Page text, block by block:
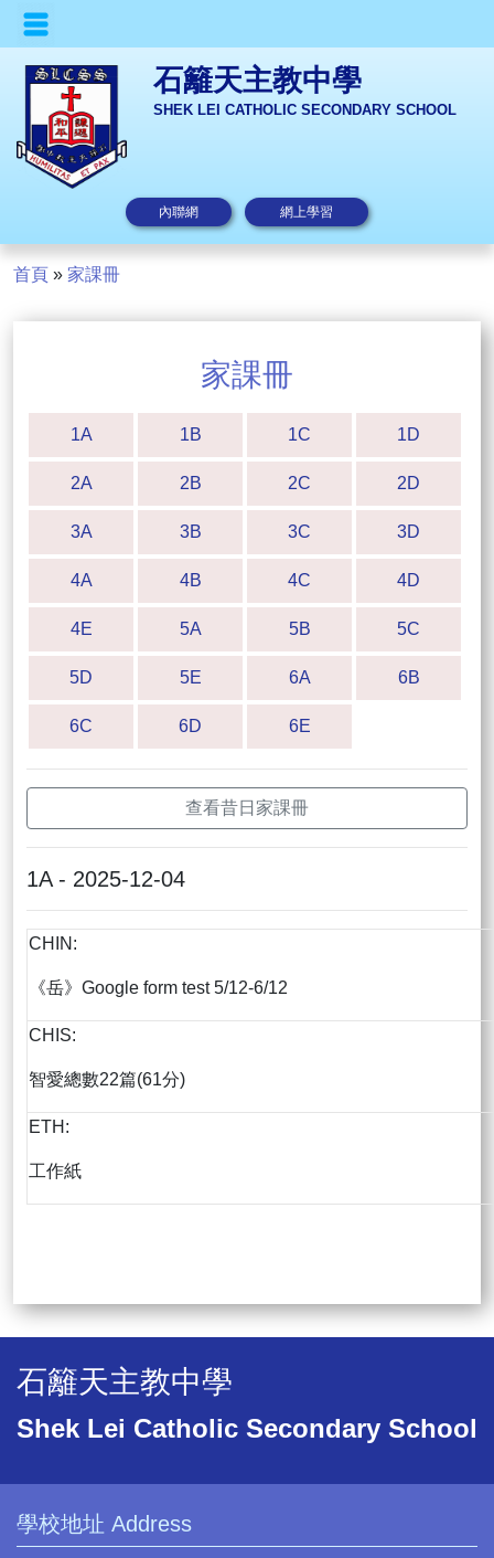
石籬天主教中學
SHEK LEI CATHOLIC SECONDARY SCHOOL
內聯網 網上學習
首頁 » 家課冊
家課冊
1A 1B 1C 1D
2A 2B 2C 2D
3A 3B 3C 3D
4A 4B 4C 4D
4E 5A 5B 5C
5D 5E 6A 6B
6C 6D 6E
查看昔日家課冊
1A - 2025-12-04
CHIN:
《岳》Google form test 5/12-6/12
CHIS:
智愛總數22篇(61分)
ETH:
工作紙
石籬天主教中學
Shek Lei Catholic Secondary School
學校地址 Address